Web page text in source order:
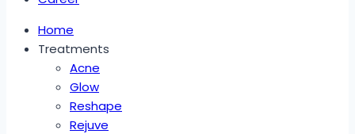
Home
Treatments
Acne
Glow
Reshape
Rejuve